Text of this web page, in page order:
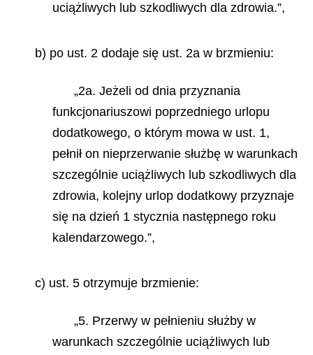
uciążliwych lub szkodliwych dla zdrowia.”,
b) po ust. 2 dodaje się ust. 2a w brzmieniu:
„2a. Jeżeli od dnia przyznania
funkcjonariuszowi poprzedniego urlopu
dodatkowego, o którym mowa w ust. 1,
pełnił on nieprzerwanie służbę w warunkach
szczególnie uciążliwych lub szkodliwych dla
zdrowia, kolejny urlop dodatkowy przyznaje
się na dzień 1 stycznia następnego roku
kalendarzowego.”,
c) ust. 5 otrzymuje brzmienie:
„5. Przerwy w pełnieniu służby w
warunkach szczególnie uciążliwych lub